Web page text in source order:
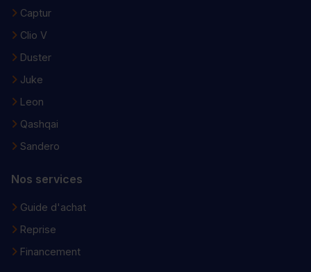
Captur
Clio V
Duster
Juke
Leon
Qashqai
Sandero
Nos services
Guide d'achat
Reprise
Financement